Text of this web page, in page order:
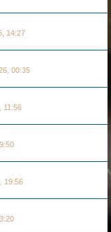
14:27
00:35
11:56
19:56